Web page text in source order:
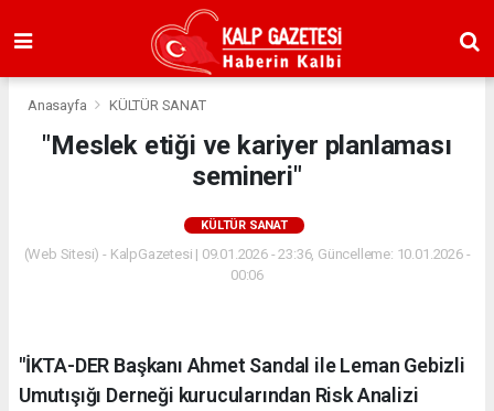
Anasayfa KÜLTÜR SANAT
"Meslek etiği ve kariyer planlaması
semineri"
KÜLTÜR SANAT
(Web Sitesi) - KalpGazetesi | 09.01.2026 - 23:36, Güncelleme: 10.01.2026 -
00:06
"İKTA-DER Başkanı Ahmet Sandal ile Leman Gebizli
Umutışığı Derneği kurucularından Risk Analizi